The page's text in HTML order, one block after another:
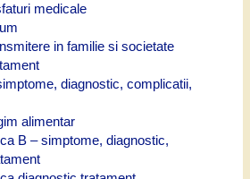
medicale
in familie si societate
diagnostic, complicatii,
alimentar
B – simptome, diagnostic,